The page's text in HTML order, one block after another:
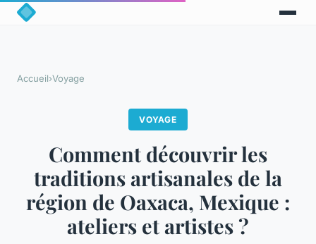
Accueil›Voyage
VOYAGE
Comment découvrir les
traditions artisanales de la
région de Oaxaca, Mexique :
ateliers et artistes ?